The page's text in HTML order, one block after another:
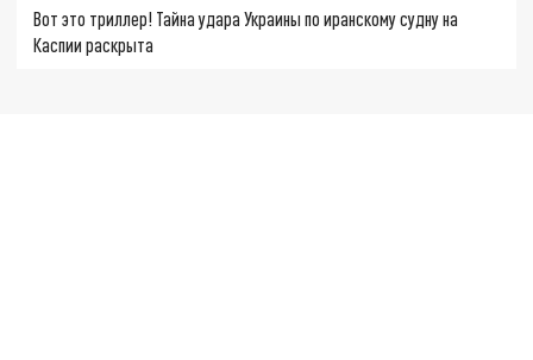
Вот это триллер! Тайна удара Украины по иранскому судну на
Каспии раскрыта